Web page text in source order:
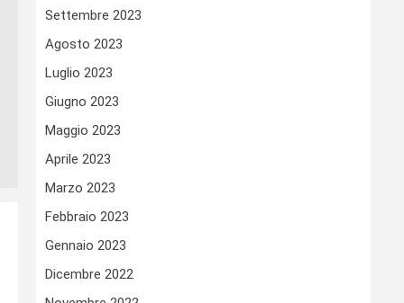
Settembre 2023
Agosto 2023
Luglio 2023
Giugno 2023
Maggio 2023
Aprile 2023
Marzo 2023
Febbraio 2023
Gennaio 2023
Dicembre 2022